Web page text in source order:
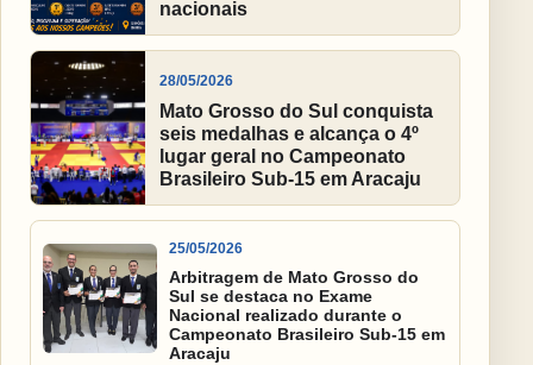
nacionais
28/05/2026
Mato Grosso do Sul conquista
seis medalhas e alcança o 4º
lugar geral no Campeonato
Brasileiro Sub-15 em Aracaju
25/05/2026
Arbitragem de Mato Grosso do
Sul se destaca no Exame
Nacional realizado durante o
Campeonato Brasileiro Sub-15 em
Aracaju